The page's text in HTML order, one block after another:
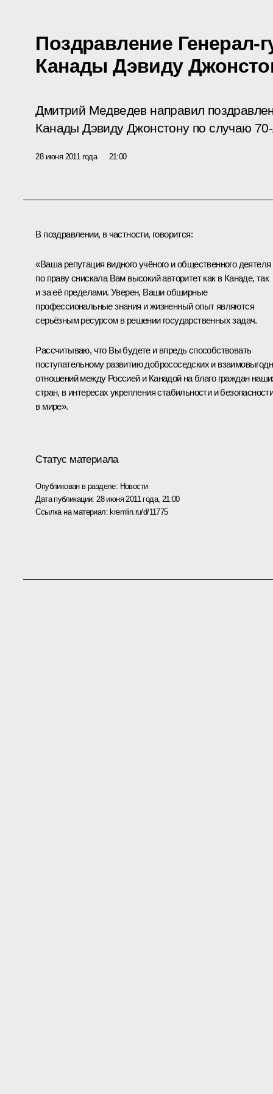
Поздравление Генерал-
Канады Дэвиду
Дмитрий Медведев направил
Канады Дэвиду Джонстону по случаю
28 июня 2011 года 21:00
В поздравлении, в частности, говорится:
«Ваша репутация видного учёного и общественного деятеля
по праву снискала Вам высокий авторитет как в Канаде, так
и за её пределами. Уверен, Ваши обширные
профессиональные знания и жизненный опыт являются
серьёзным ресурсом в решении государственных задач.
Рассчитываю, что Вы будете и впредь способствовать
поступательному развитию добрососедских и
отношений между Россией и Канадой на благо граждан
стран, в интересах укрепления стабильности и
в мире».
Статус материала
Опубликован в разделе: Новости
Дата публикации: 28 июня 2011 года, 21:00
Ссылка на материал: kremlin.ru/d/11775